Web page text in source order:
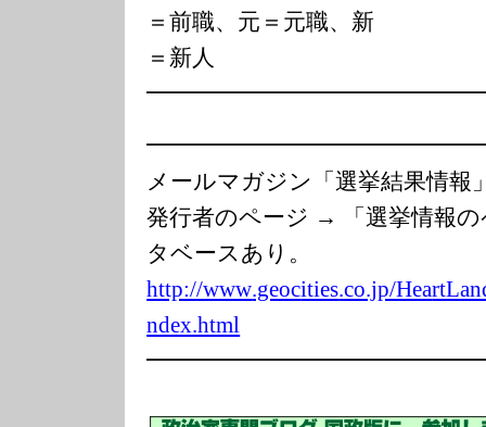
＝前職、元＝元職、新
＝新人
メールマガジン「選挙結果情
発行者のページ → 「選挙情報
タベースあり。
http://www.geocities.co.jp/Hea
ndex.html